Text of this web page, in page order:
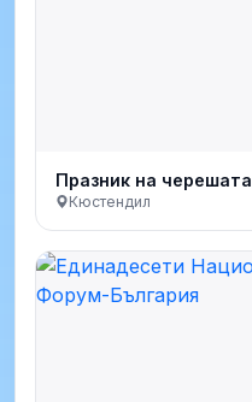
Празник на черешата
Кюстендил